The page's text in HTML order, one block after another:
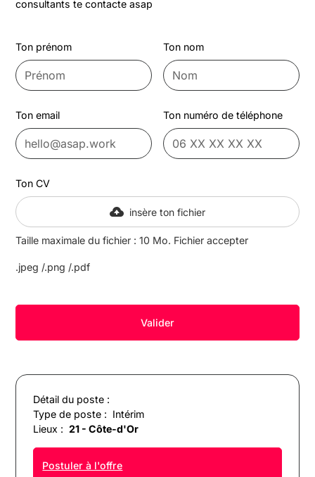
Détail du poste :
Type de poste : Intérim
Lieux : 21 - Côte-d'Or
Postuler à l'offre
consultants te contacte asap
Ton prénom Ton nom
Ton email Ton numéro de téléphone
Ton CV
insère ton fichier
Taille maximale du fichier : 10 Mo. Fichier accepter
.jpeg /.png /.pdf